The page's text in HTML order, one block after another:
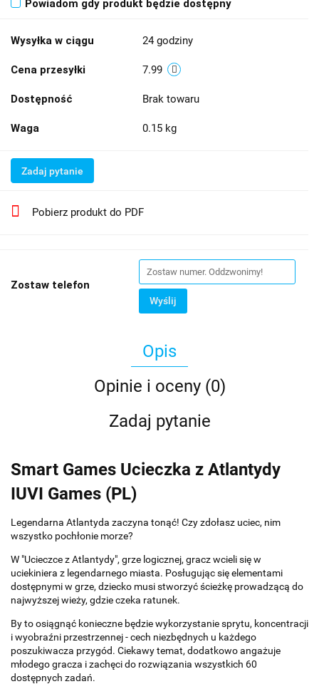
Powiadom gdy produkt będzie dostępny
Wysyłka w ciągu 24 godziny
Cena przesyłki 7.99
Dostępność Brak towaru
Waga 0.15 kg
Zadaj pytanie
Pobierz produkt do PDF
Zostaw telefon
Wyślij
Opis
Opinie i oceny (0)
Zadaj pytanie
Smart Games Ucieczka z Atlantydy
IUVI Games (PL)
Legendarna Atlantyda zaczyna tonąć! Czy zdołasz uciec, nim
wszystko pochłonie morze?
W "Ucieczce z Atlantydy", grze logicznej, gracz wcieli się w
uciekiniera z legendarnego miasta. Posługując się elementami
dostępnymi w grze, dziecko musi stworzyć ścieżkę prowadzącą do
najwyższej wieży, gdzie czeka ratunek.
By to osiągnąć konieczne będzie wykorzystanie sprytu, koncentracji
i wyobraźni przestrzennej - cech niezbędnych u każdego
poszukiwacza przygód. Ciekawy temat, dodatkowo angażuje
młodego gracza i zachęci do rozwiązania wszystkich 60
dostępnych zadań.